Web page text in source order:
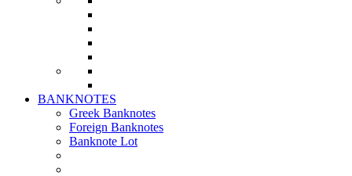
BANKNOTES
Greek Banknotes
Foreign Banknotes
Banknote Lot